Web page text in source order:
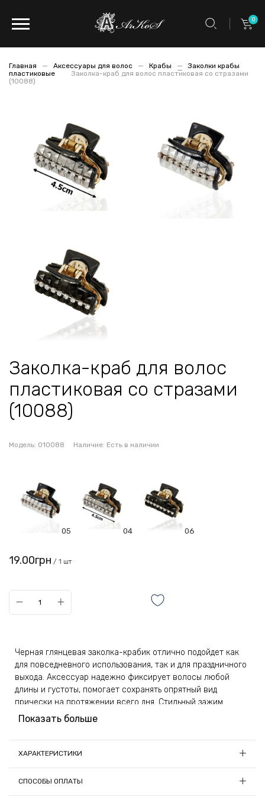
0
Главная Аксессуары для волос Крабы
Заколки крабы
пластиковые
Заколка-краб для волос пластиковая со стразами
(10088)
Заколка-краб для волос
пластиковая со стразами
(10088)
Модель: 010088 Наличие: Есть в наличии
05 04 06
19.00грн / 1 шт
Черная глянцевая заколка-крабик отлично подойдет как
для повседневного использования, так и для праздничного
выхода. Аксессуар надежно фиксирует волосы любой
длины и густоты, помогает сохранять опрятный вид
прически на протяжении всего дня. Стильный зажим
послужит в качестве необычного подарка, который
пластика. Этот материал обладает длительным сроком
Показать больше
ХАРАКТЕРИСТИКИ
Длина, см: 4.5
СПОСОБЫ ОПЛАТЫ